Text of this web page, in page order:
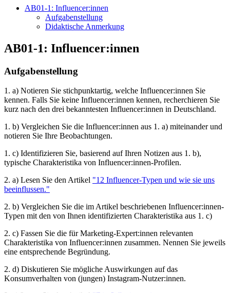
AB01-1: Influencer:innen
Aufgabenstellung
Didaktische Anmerkung
AB01-1: Influencer:innen
Aufgabenstellung
1. a) Notieren Sie stichpunktartig, welche Influencer:innen Sie
kennen. Falls Sie keine Influencer:innen kennen, recherchieren Sie
kurz nach den drei bekanntesten Influencer:innen in Deutschland.
1. b) Vergleichen Sie die Influencer:innen aus 1. a) miteinander und
notieren Sie Ihre Beobachtungen.
1. c) Identifizieren Sie, basierend auf Ihren Notizen aus 1. b),
typische Charakteristika von Influencer:innen-Profilen.
2. a) Lesen Sie den Artikel "12 Influencer-Typen und wie sie uns
beeinflussen."
2. b) Vergleichen Sie die im Artikel beschriebenen Influencer:innen-
Typen mit den von Ihnen identifizierten Charakteristika aus 1. c)
2. c) Fassen Sie die für Marketing-Expert:innen relevanten
Charakteristika von Influencer:innen zusammen. Nennen Sie jeweils
eine entsprechende Begründung.
2. d) Diskutieren Sie mögliche Auswirkungen auf das
Konsumverhalten von (jungen) Instagram-Nutzer:innen.